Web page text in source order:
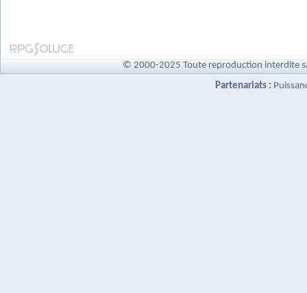
© 2000-2025 Toute reproduction interdite
Partenariats :